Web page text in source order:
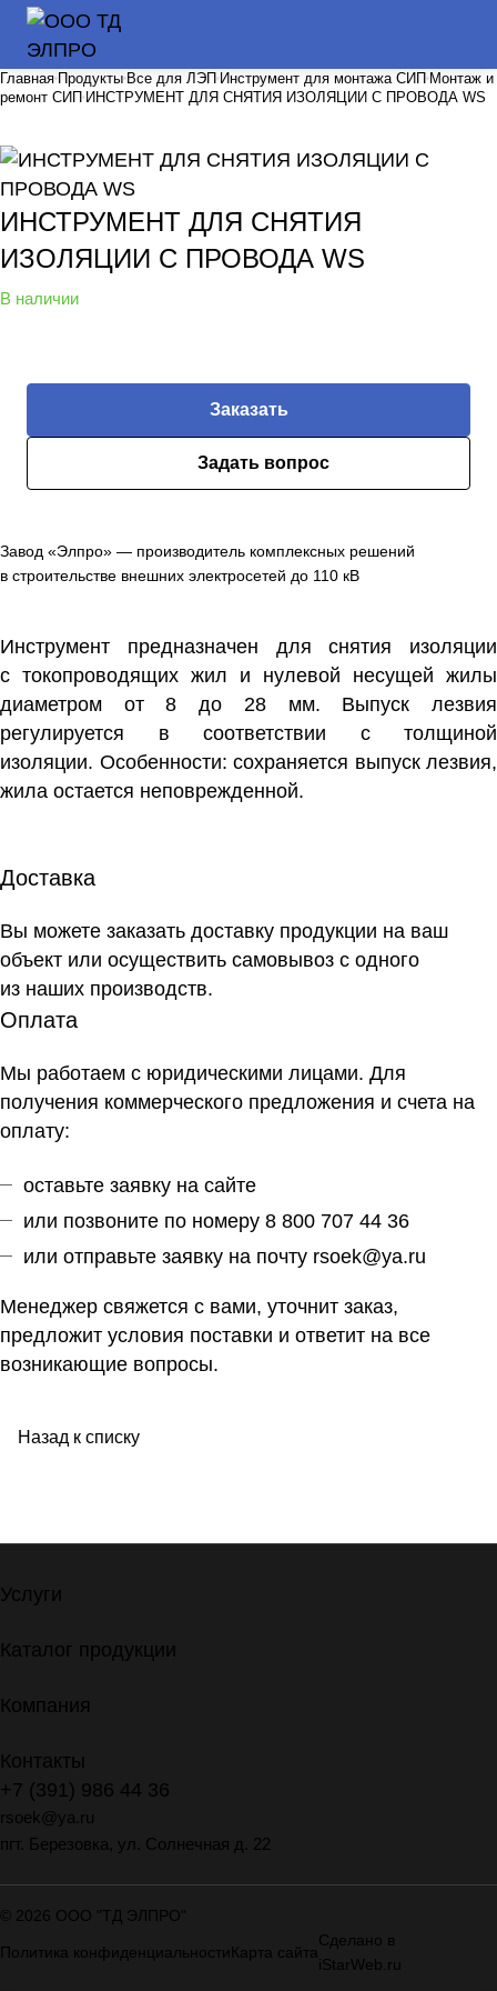
Главная Продукты Все для ЛЭП Инструмент для монтажа СИП Монтаж и
ремонт СИП ИНСТРУМЕНТ ДЛЯ СНЯТИЯ ИЗОЛЯЦИИ С ПРОВОДА WS
ИНСТРУМЕНТ ДЛЯ СНЯТИЯ
ИЗОЛЯЦИИ С ПРОВОДА WS
В наличии
Заказать
Задать вопрос
Завод «Элпро» — производитель комплексных решений
в строительстве внешних электросетей до 110 кВ
Инструмент предназначен для снятия изоляции
с токопроводящих жил и нулевой несущей жилы
диаметром от 8 до 28 мм. Выпуск лезвия
регулируется в соответствии с толщиной
изоляции. Особенности: сохраняется выпуск лезвия,
жила остается неповрежденной.
Доставка
Вы можете заказать доставку продукции на ваш
объект или осуществить самовывоз с одного
из наших производств.
Оплата
Мы работаем с юридическими лицами. Для
получения коммерческого предложения и счета на
оплату:
оставьте заявку на сайте
или позвоните по номеру 8 800 707 44 36
или отправьте заявку на почту rsoek@ya.ru
Менеджер свяжется с вами, уточнит заказ,
предложит условия поставки и ответит на все
возникающие вопросы.
Назад к списку
Услуги
Каталог продукции
Компания
Контакты
+7 (391) 986 44 36
rsoek@ya.ru
пгт. Березовка, ул. Солнечная д. 22
© 2026 ООО "ТД ЭЛПРО"
Политика конфиденциальности Карта сайта
Сделано в
iStarWeb.ru